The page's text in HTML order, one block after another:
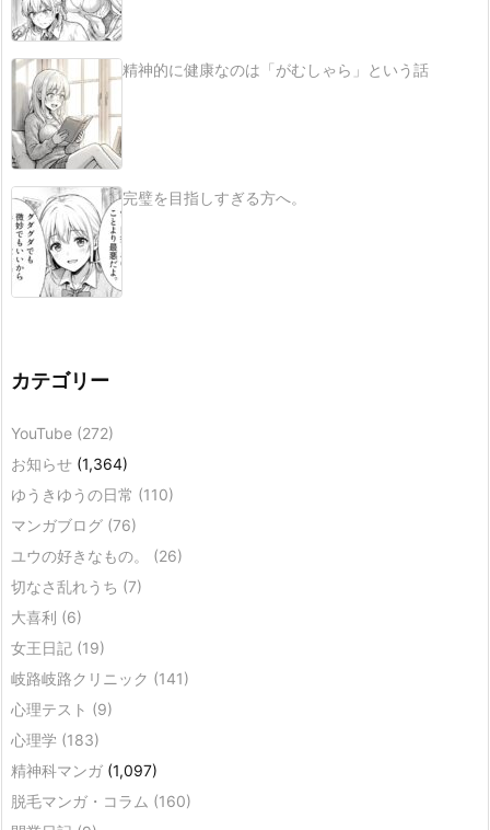
精神的に健康なのは「がむしゃら」という話
完璧を目指しすぎる方へ。
カテゴリー
YouTube (272)
お知らせ (1,364)
ゆうきゆうの日常 (110)
マンガブログ (76)
ユウの好きなもの。 (26)
切なさ乱れうち (7)
大喜利 (6)
女王日記 (19)
岐路岐路クリニック (141)
心理テスト (9)
心理学 (183)
精神科マンガ (1,097)
脱毛マンガ・コラム (160)